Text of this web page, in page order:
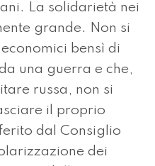
La solidarietà nei
grande. Non si
bensì di
una guerra e che,
russa, non si
il proprio
dal Consiglio
dei